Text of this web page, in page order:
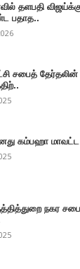
தளபதி
பதாத..
சபைத் தேர்தலின்
கம்பஹா மாவட்ட
நகர